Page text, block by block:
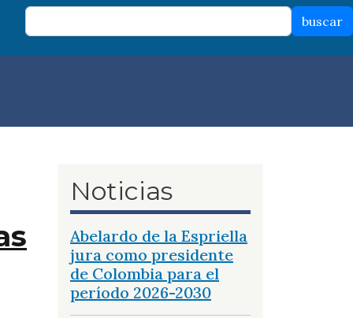
buscar
Noticias
Abelardo de la Espriella
jura como presidente
de Colombia para el
período 2026-2030